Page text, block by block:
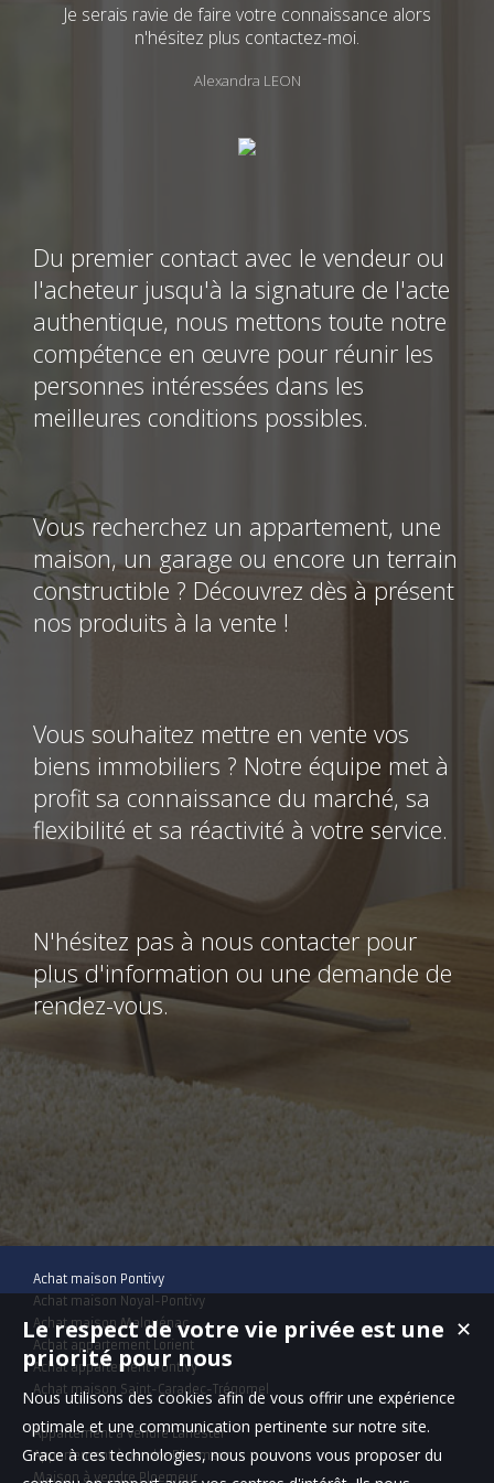
Je serais ravie de faire votre connaissance alors
n'hésitez plus contactez-moi.
Alexandra LEON
Du premier contact avec le vendeur ou
l'acheteur jusqu'à la signature de l'acte
authentique, nous mettons toute notre
compétence en œuvre pour réunir les
personnes intéressées dans les
meilleures conditions possibles.
Vous recherchez un appartement, une
maison, un garage ou encore un terrain
constructible ? Découvrez dès à présent
nos produits à la vente !
Vous souhaitez mettre en vente vos
biens immobiliers ? Notre équipe met à
profit sa connaissance du marché, sa
flexibilité et sa réactivité à votre service.
N'hésitez pas à nous contacter pour
plus d'information ou une demande de
rendez-vous.
Achat maison Pontivy
Achat maison Noyal-Pontivy
Achat maison Malguénac
Achat appartement Lorient
Achat appartement Pontivy
Achat maison Saint-Caradec-Trégomel
Appartement à vendre Lanester
Appartement à vendre Ploemeur
Maison à vendre Ploemeur
✕
Le respect de votre vie privée est une
priorité pour nous
Nous utilisons des cookies afin de vous offrir une expérience
optimale et une communication pertinente sur notre site.
Grace à ces technologies, nous pouvons vous proposer du